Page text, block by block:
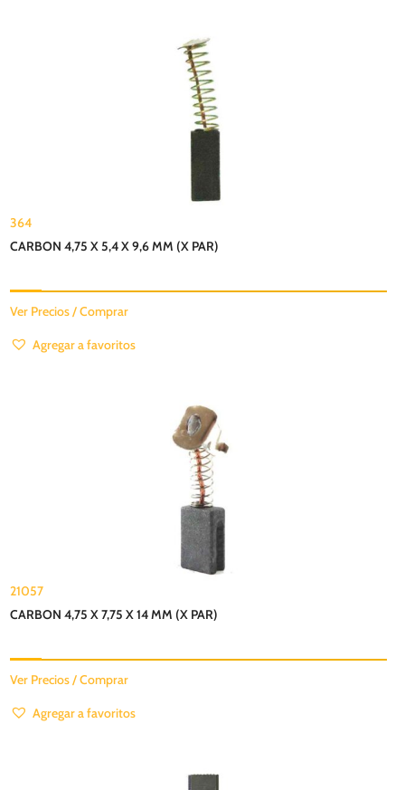
364
CARBON 4,75 X 5,4 X 9,6 MM (X PAR)
Ver Precios / Comprar
Agregar a favoritos
21057
CARBON 4,75 X 7,75 X 14 MM (X PAR)
Ver Precios / Comprar
Agregar a favoritos